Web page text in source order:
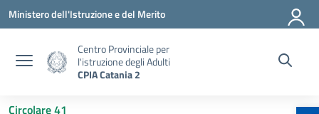
Vai ai contenuti
Vai al menu di navigazione
Vai al footer
Ministero dell'Istruzione e del Merito
Centro Provinciale per
l'istruzione degli Adulti
CPIA Catania 2
Circolare 41